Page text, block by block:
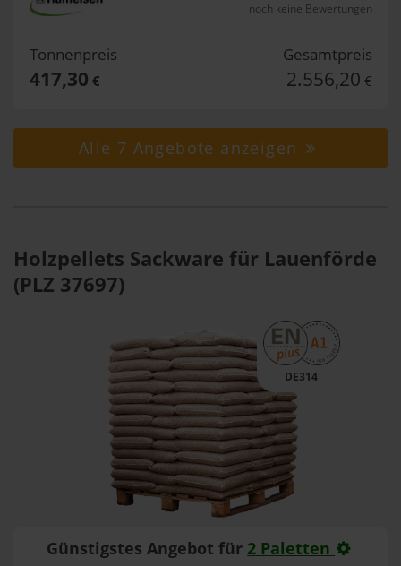
noch keine Bewertungen
Tonnenpreis
417,30 €
Gesamtpreis
2.556,20 €
Alle 7 Angebote anzeigen
Holzpellets Sackware für Lauenförde
(PLZ 37697)
DE314
Günstigstes Angebot für 2 Paletten